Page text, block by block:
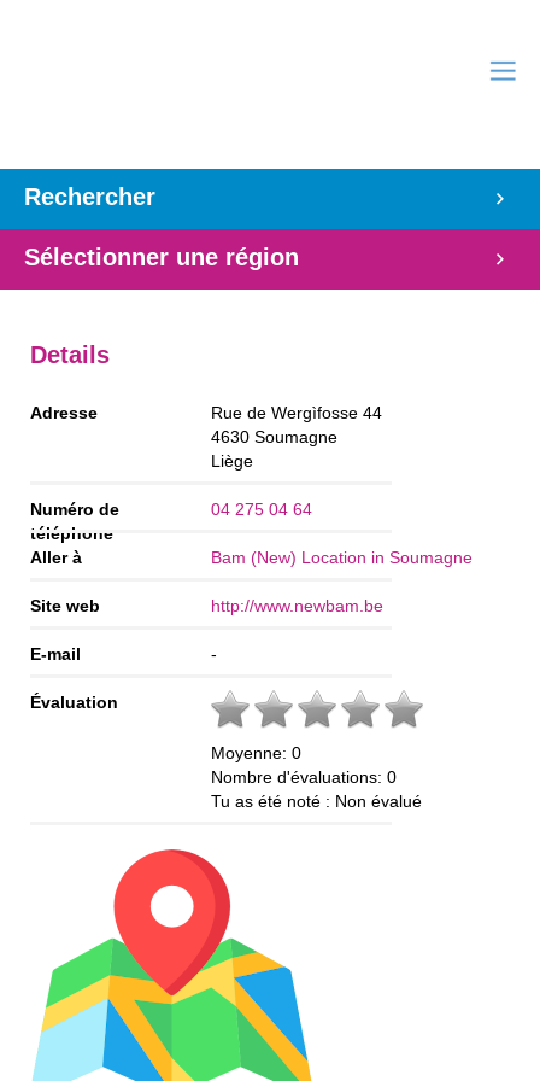
Rechercher
Sélectionner une région
Details
Adresse
Rue de Wergìfosse 44
4630 Soumagne
Liège
Numéro de
téléphone
04 275 04 64
Aller à Bam (New) Location in Soumagne
Site web http://www.newbam.be
E-mail -
Évaluation
Moyenne: 0
Nombre d'évaluations: 0
Tu as été noté : Non évalué